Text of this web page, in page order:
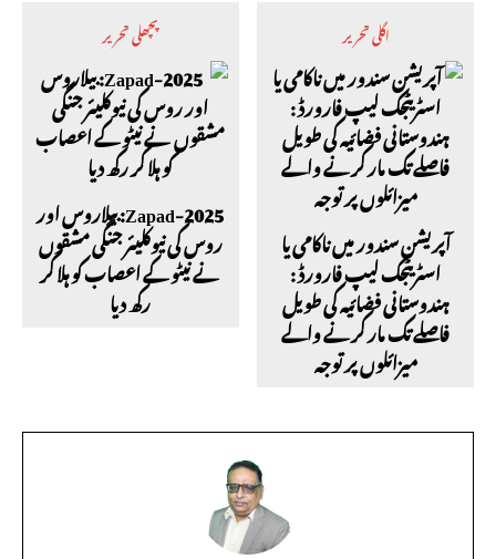
پچھلی تحریر
Zapad-2025: بیلاروس اور
روس کی نیوکلیئر جنگی مشقوں
نے نیٹو کے اعصاب کو ہلا کر
رکھ دیا
اگلی تحریر
آپریشن سندور میں ناکامی یا
اسٹریٹجک لیپ فارورڈ :
ہندوستانی فضائیہ کی طویل
فاصلے تک مار کرنے والے
میزائلوں پر توجہ